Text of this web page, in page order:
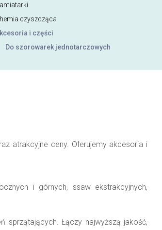
czyszcząca
i części
Do szorowarek jednotarczowych
atrakcyjne ceny. Oferujemy akcesoria i
i górnych, ssaw ekstrakcyjnych,
sprzątających. Łączy najwyższą jakość,